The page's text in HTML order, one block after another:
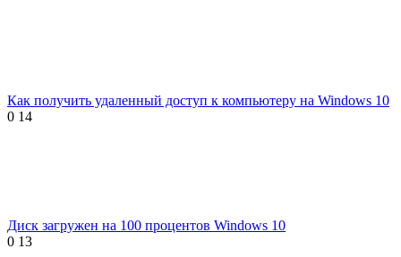
Как получить удаленный доступ к компьютеру на Windows 10
0 14
Диск загружен на 100 процентов Windows 10
0 13